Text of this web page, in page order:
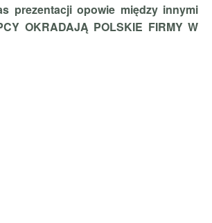
prezentacji opowie między innymi
OKRADAJĄ POLSKIE FIRMY W